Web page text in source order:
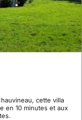
cette villa
en 10 minutes et aux